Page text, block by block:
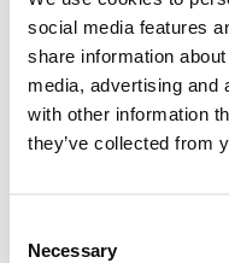
social media features
share information
media, advertising and
with other information
they’ve collected from
Selection
Necessary
Specificaties
Bedieningswijze
Samenstelling